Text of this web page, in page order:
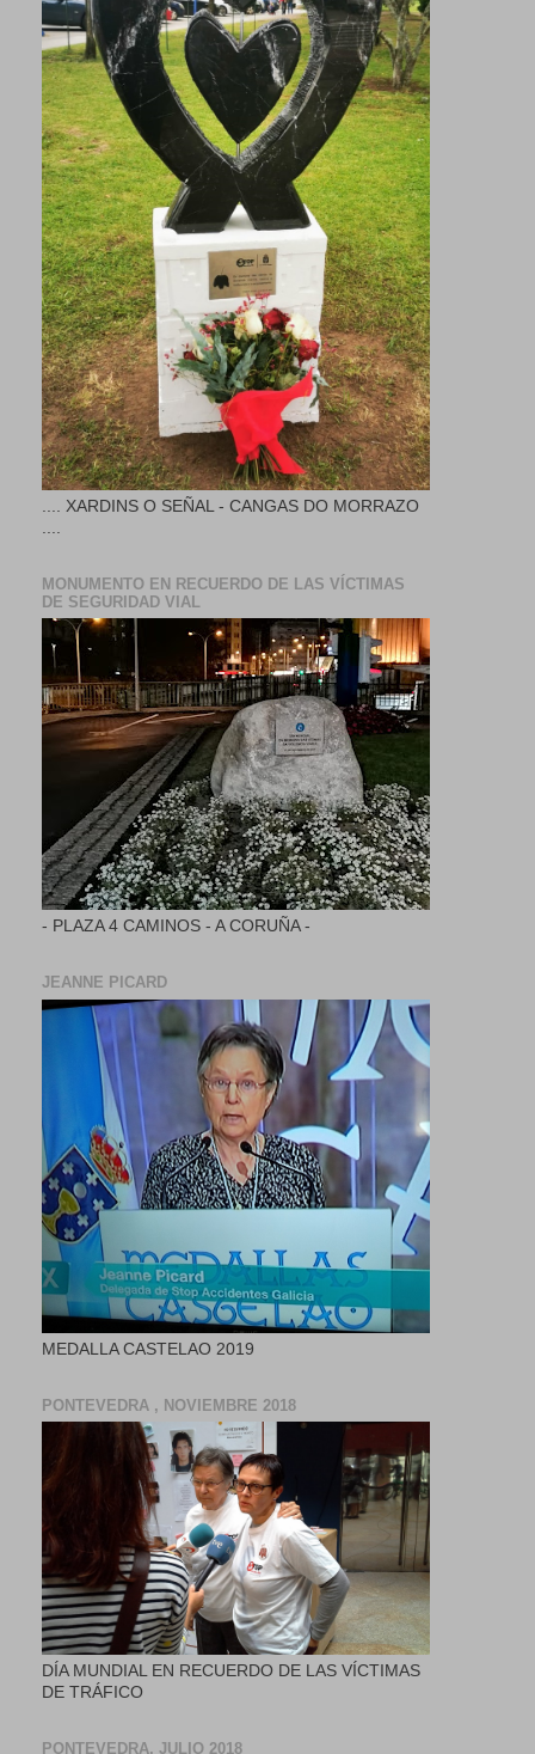
.... XARDINS O SEÑAL - CANGAS DO MORRAZO
MONUMENTO EN RECUERDO DE LAS VÍCTIMAS
DE SEGURIDAD VIAL
- PLAZA 4 CAMINOS - A CORUÑA -
JEANNE PICARD
MEDALLA CASTELAO 2019
PONTEVEDRA , NOVIEMBRE 2018
DÍA MUNDIAL EN RECUERDO DE LAS VÍCTIMAS
DE TRÁFICO
PONTEVEDRA, JULIO 2018